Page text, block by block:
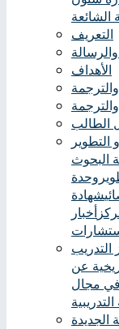
الشائعة
التعريف
الأهداف
الطالب
البحوث
وحدة
شهادة
أخبار
التدريب
عن
في مجال
الجديدة